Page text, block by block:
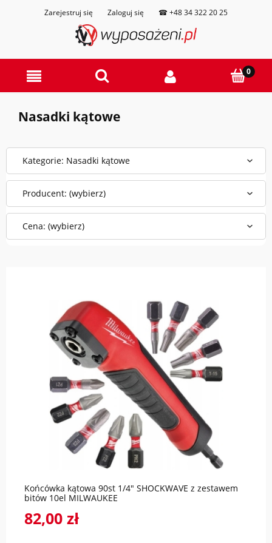
Zarejestruj się Zaloguj się ☎ +48 34 322 20 25
Nasadki kątowe
Kategorie: Nasadki kątowe
Producent: (wybierz)
Cena: (wybierz)
Końcówka kątowa 90st 1/4" SHOCKWAVE z zestawem
bitów 10el MILWAUKEE
82,00 zł
do koszyka